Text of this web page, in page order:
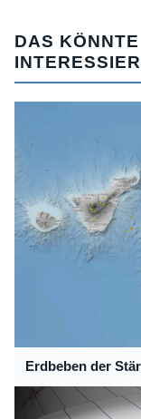
DAS
Erdbeben der